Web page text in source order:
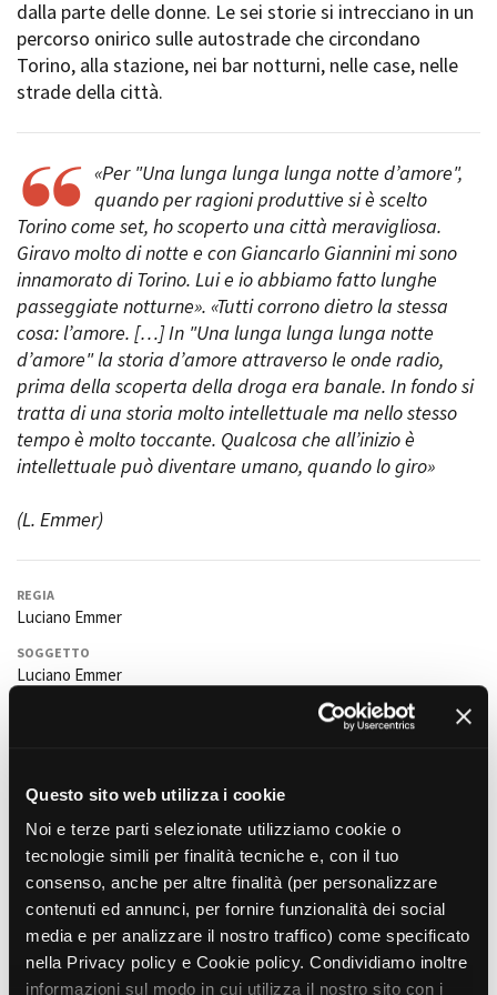
Questo sito web utilizza i cookie
Noi e terze parti selezionate utilizziamo cookie o
tecnologie simili per finalità tecniche e, con il tuo
consenso, anche per altre finalità (per personalizzare
contenuti ed annunci, per fornire funzionalità dei social
media e per analizzare il nostro traffico) come specificato
nella Privacy policy e Cookie policy. Condividiamo inoltre
informazioni sul modo in cui utilizza il nostro sito con i
Short Film Fund
PRODUCTION GUIDE
Società di produzione
Attrici-Attori
Beginners
LOCATION GUIDE
FILM DATABASE
BOOK DATABASE
NEWS
CASTING
Torino Film Festival
David di Donatello
Nastri d’Argento
Location - Accedi al tuo
profilo
Location - Nuovo utente
Newsletter
Lavora con noi
Stage - Tirocini - Scuola e
Lavoro
Elenco Operatori Economici
per affidamento lavori in
economia
Bandi e gare
Contatti
Privacy
Cookie policy
dalla parte delle donne. Le sei storie si intrecciano in un
percorso onirico sulle autostrade che circondano
Torino, alla stazione, nei bar notturni, nelle case, nelle
strade della città.
«Per "Una lunga lunga lunga notte d’amore",
quando per ragioni produttive si è scelto
Torino come set, ho scoperto una città meravigliosa.
Giravo molto di notte e con Giancarlo Giannini mi sono
innamorato di Torino. Lui e io abbiamo fatto lunghe
passeggiate notturne». «Tutti corrono dietro la stessa
cosa: l’amore. […] In "Una lunga lunga lunga notte
d’amore" la storia d’amore attraverso le onde radio,
prima della scoperta della droga era banale. In fondo si
tratta di una storia molto intellettuale ma nello stesso
tempo è molto toccante. Qualcosa che all’inizio è
intellettuale può diventare umano, quando lo giro»
(L. Emmer)
REGIA
Luciano Emmer
SOGGETTO
Luciano Emmer
Bruno Cascio.Alias Gallione (video assistant).
MONTAGGIO
Adriano Tagliavia
SCENOGRAFIA
Fiorella Cicolini,Elena Barattero
COSTUMI
Silvia Nebiolo. Francesca Campanella e Georgia Duranti (sarte).